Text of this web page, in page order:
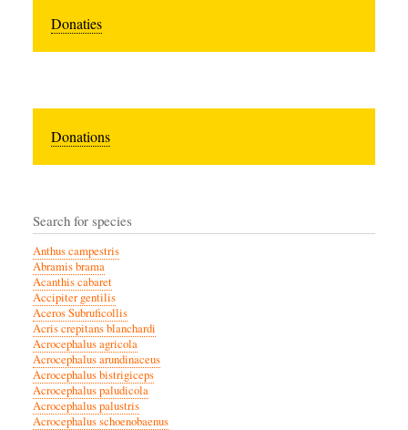
Donaties
Donations
Search for species
Anthus campestris
Abramis brama
Acanthis cabaret
Accipiter gentilis
Aceros Subruficollis
Acris crepitans blanchardi
Acrocephalus agricola
Acrocephalus arundinaceus
Acrocephalus bistrigiceps
Acrocephalus paludicola
Acrocephalus palustris
Acrocephalus schoenobaenus